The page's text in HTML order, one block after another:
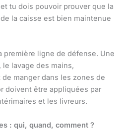
tu dois pouvoir prouver que la
la caisse est bien maintenue
première ligne de défense. Une
lavage des mains,
manger dans les zones de
doivent être appliquées par
et les livreurs.
: qui, quand, comment ?